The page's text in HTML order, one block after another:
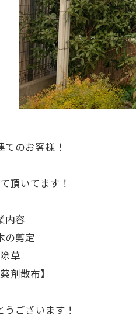
のお客様！
頂いてます！
内容
の剪定
草
剤散布】
ございます！